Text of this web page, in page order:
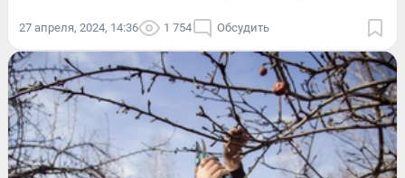
27 апреля, 2024, 14:36 1 754 Обсудить